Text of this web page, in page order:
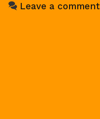
Leave a comment